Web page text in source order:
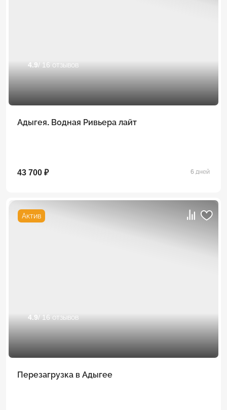
4.9/ 16 отзывов
Адыгея. Водная Ривьера лайт
43 700 ₽ 6 дней
Актив
4.9 / 16 отзывов
Перезагрузка в Адыгее